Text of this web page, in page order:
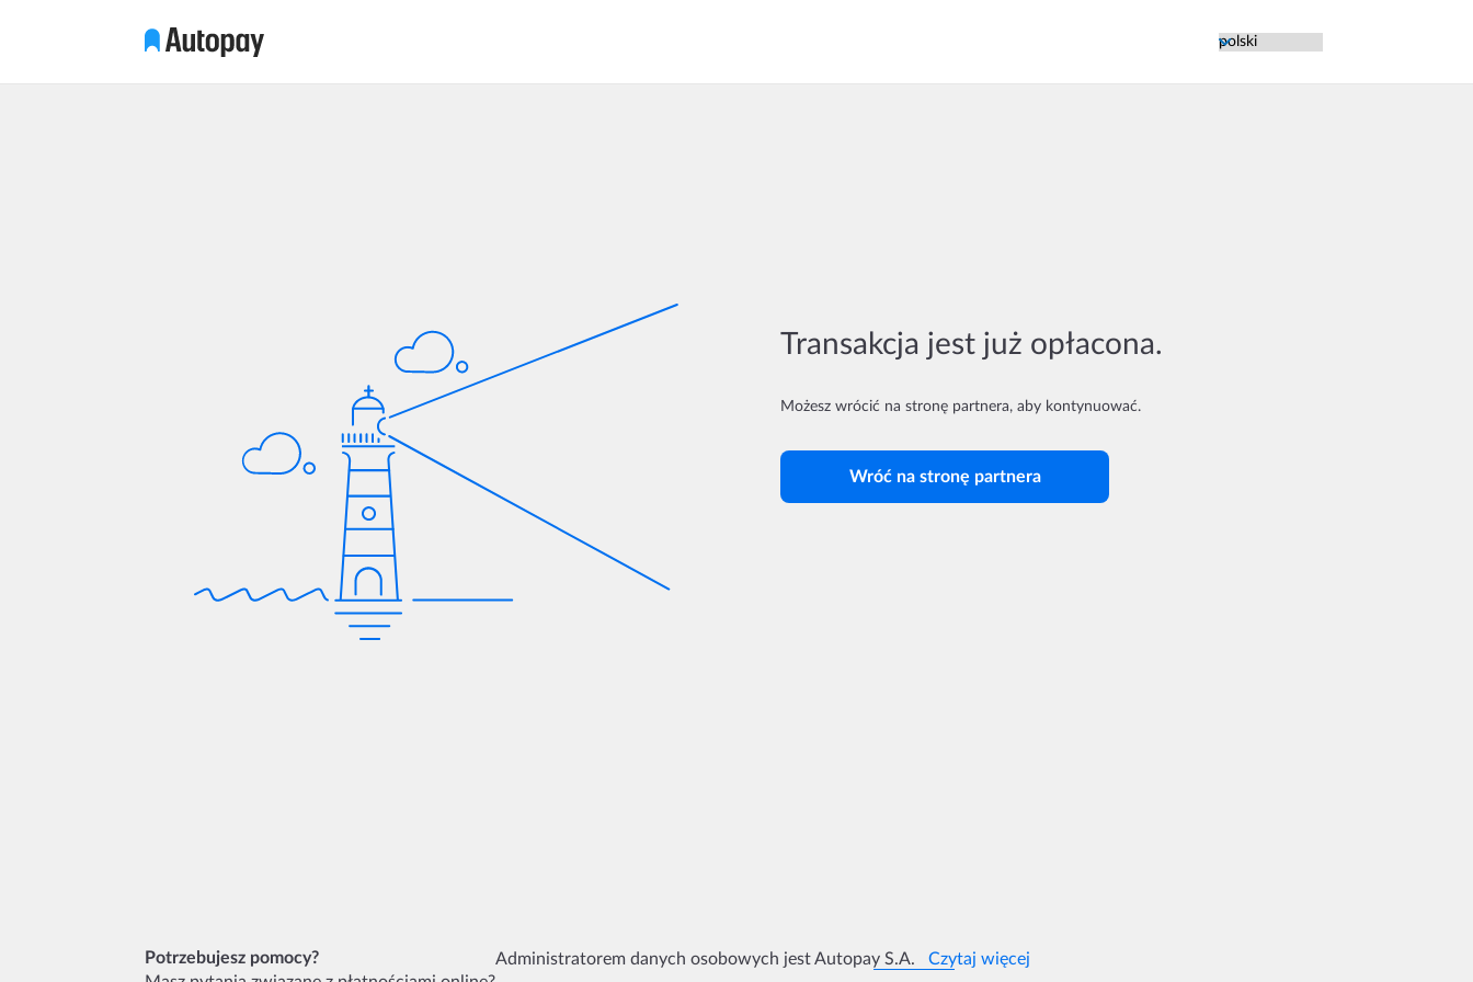
Przeskocz do treści Zmień język strony
Transakcja jest już opłacona.
Możesz wrócić na stronę partnera, aby kontynuować.
Wróć na stronę partnera
Potrzebujesz pomocy?
Administratorem danych osobowych jest Autopay S.A. Czytaj więcej